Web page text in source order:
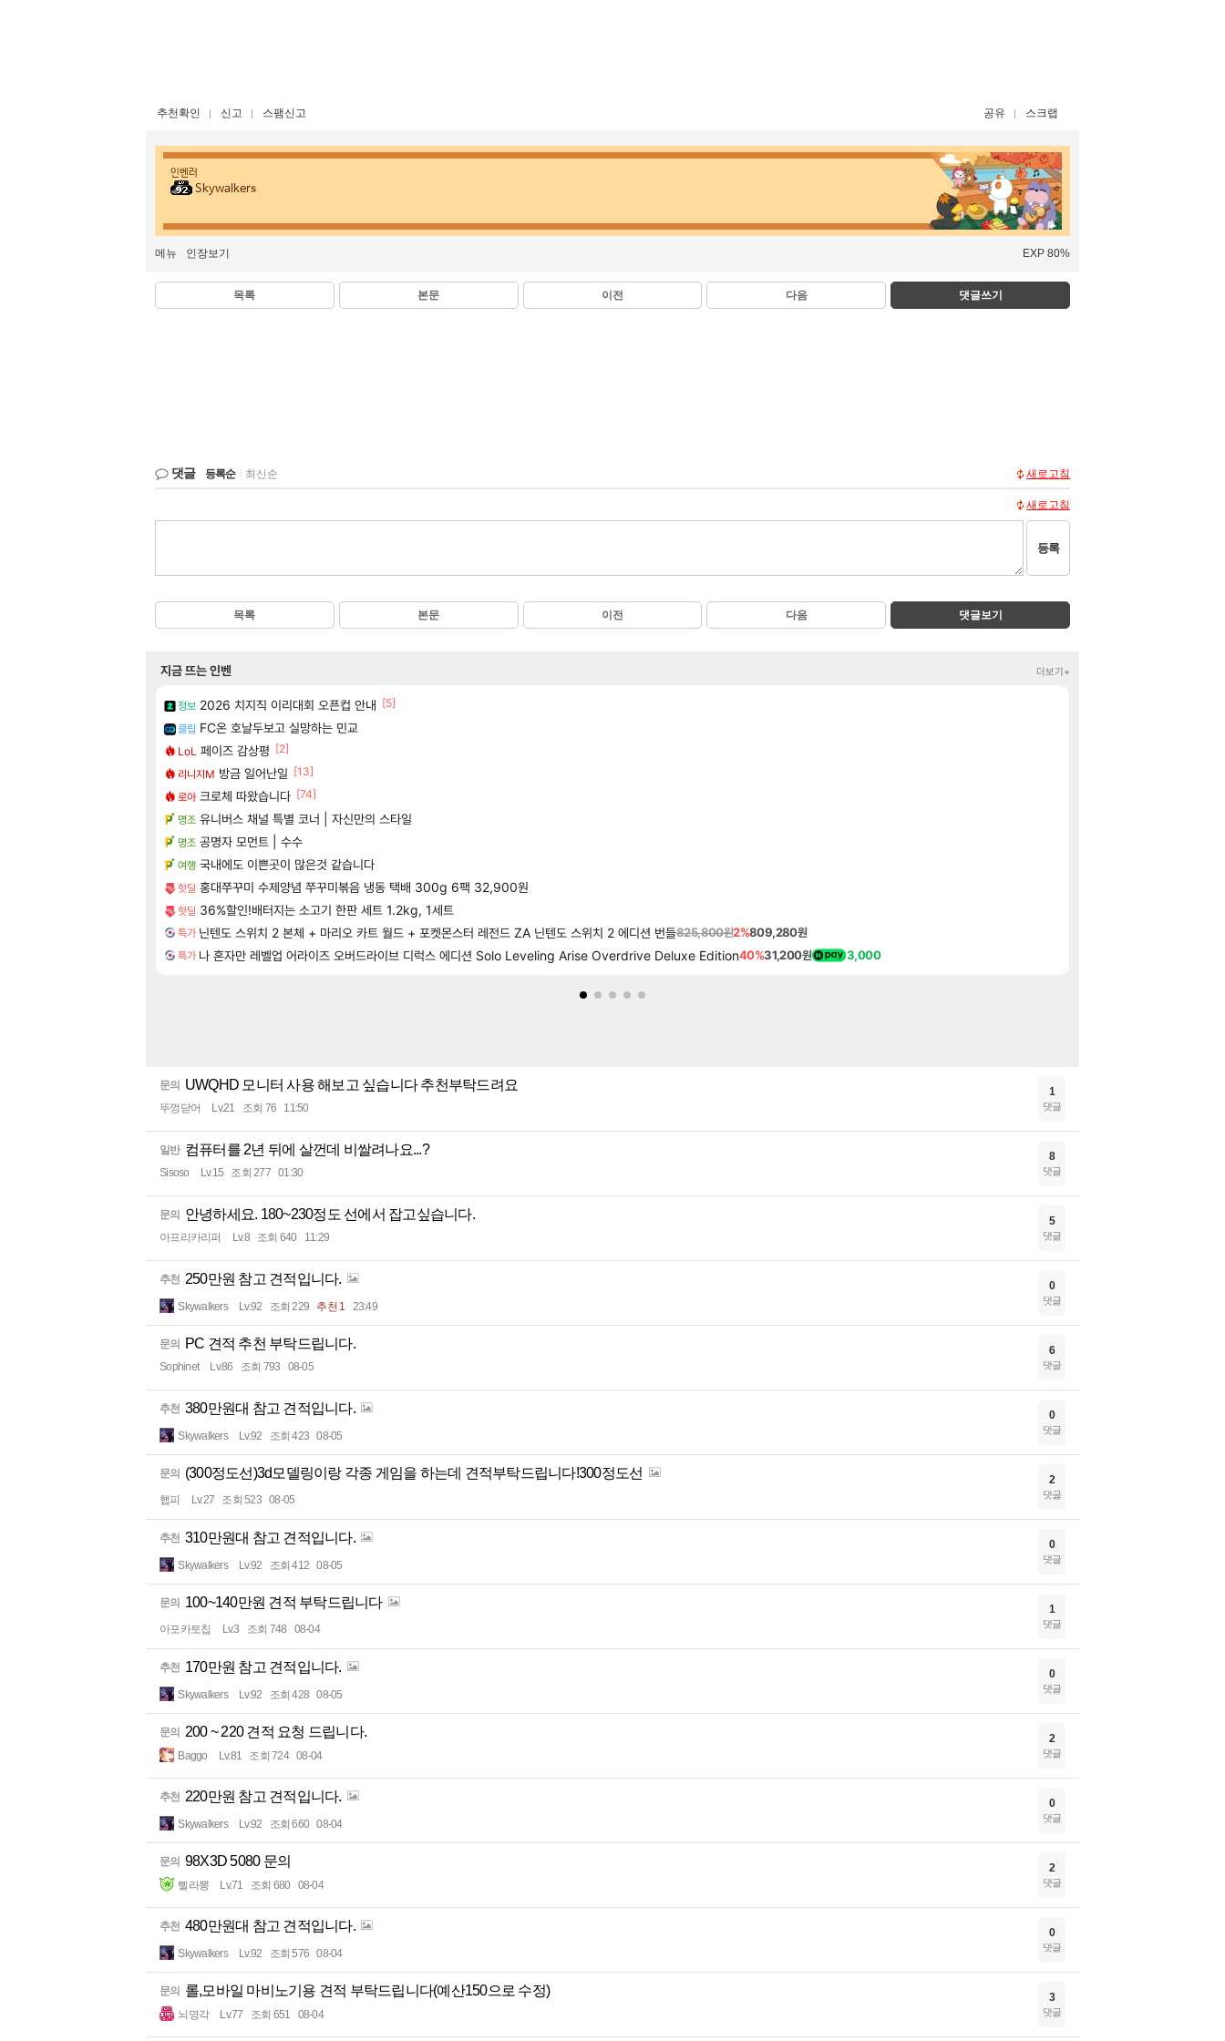
추천확인 신고 스팸신고 공유 스크랩
인벤러
Skywalkers
메뉴 인장보기 EXP 80%
목록 본문 이전 다음 댓글쓰기
댓글 등록순 최신순 새로고침
새로고침
등록
목록 본문 이전 다음 댓글보기
지금 뜨는 인벤 더보기+
정보 2026 치지직 이리대회 오픈컵 안내 [5]
클립 FC온 호날두보고 실망하는 민교
LoL 페이즈 감상평 [2]
리니지M 방금 일어난일 [13]
로아 크로체 따왔습니다 [74]
명조 유니버스 채널 특별 코너 | 자신만의 스타일
명조 공명자 모먼트 | 수수
여행 국내에도 이쁜곳이 많은것 같습니다
핫딜 홍대쭈꾸미 수제양념 쭈꾸미볶음 냉동 택배 300g 6팩 32,900원
핫딜 36%할인!배터지는 소고기 한판 세트 1.2kg, 1세트
특가 닌텐도 스위치 2 본체 + 마리오 카트 월드 + 포켓몬스터 레전드 ZA 닌텐도 스위치 2 에디션 번들825,800원2%809,280원
특가 나 혼자만 레벨업 어라이즈 오버드라이브 디럭스 에디션 Solo Leveling Arise Overdrive Deluxe Edition40%31,200원 3,000
문의 UWQHD 모니터 사용 해보고 싶습니다 추천부탁드려요
뚜껑닫어 Lv.21 조회 76 11:50
1
댓글
일반 컴퓨터를 2년 뒤에 살껀데 비쌀려나요...?
Sisoso Lv.15 조회 277 01:30
8
댓글
문의 안녕하세요. 180~230정도 선에서 잡고싶습니다.
아프리카리퍼 Lv.8 조회 640 11:29
5
댓글
추천 250만원 참고 견적입니다.
Skywalkers Lv.92 조회 229 추천 1 23:49
0
댓글
문의 PC 견적 추천 부탁드립니다.
Sophinet Lv.86 조회 793 08-05
6
댓글
추천 380만원대 참고 견적입니다.
Skywalkers Lv.92 조회 423 08-05
0
댓글
문의 (300정도선)3d모델링이랑 각종 게임을 하는데 견적부탁드립니다!300정도선
햅피 Lv.27 조회 523 08-05
2
댓글
추천 310만원대 참고 견적입니다.
Skywalkers Lv.92 조회 412 08-05
0
댓글
문의 100~140만원 견적 부탁드립니다
아포카토칩 Lv.3 조회 748 08-04
1
댓글
추천 170만원 참고 견적입니다.
Skywalkers Lv.92 조회 428 08-05
0
댓글
문의 200 ~ 220 견적 요청 드립니다.
Baggo Lv.81 조회 724 08-04
2
댓글
추천 220만원 참고 견적입니다.
Skywalkers Lv.92 조회 660 08-04
0
댓글
문의 98X3D 5080 문의
삘라뽕 Lv.71 조회 680 08-04
2
댓글
추천 480만원대 참고 견적입니다.
Skywalkers Lv.92 조회 576 08-04
0
댓글
문의 롤,모바일 마비노기용 견적 부탁드립니다(예산150으로 수정)
뇌명각 Lv.77 조회 651 08-04
3
댓글